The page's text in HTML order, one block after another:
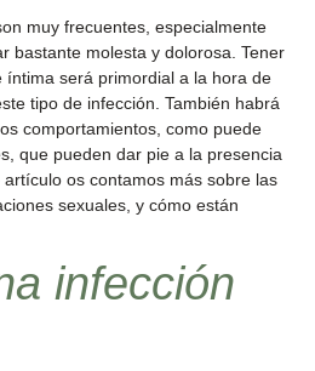
muy frecuentes, especialmente
bastante molesta y dolorosa. Tener
íntima será primordial a la hora de
tipo de infección. También habrá
comportamientos, como puede
que pueden dar pie a la presencia
os contamos más sobre las
sexuales, y cómo están
infección